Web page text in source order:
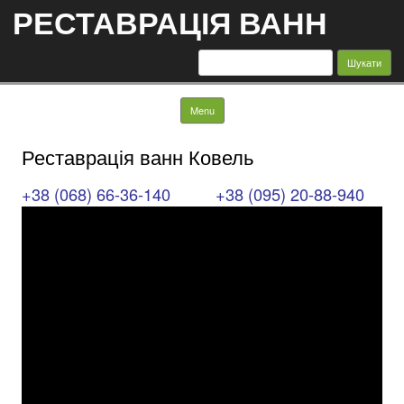
РЕСТАВРАЦІЯ ВАНН
Пошук:
Menu Skip to content
Реставрація ванн Ковель
+38 (068) 66-36-140 +38 (095) 20-88-940